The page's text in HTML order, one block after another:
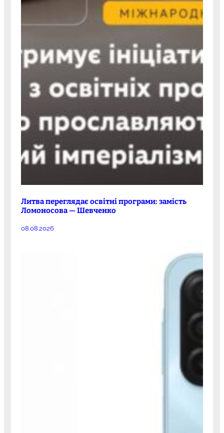
Литва переглядає освітні програми: замість
Ломоносова — Шевченко
08.08.2026